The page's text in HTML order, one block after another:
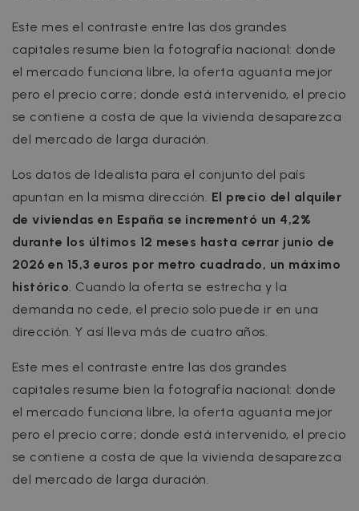
Este mes el contraste entre las dos grandes
capitales resume bien la fotografía nacional: donde
el mercado funciona libre, la oferta aguanta mejor
pero el precio corre; donde está intervenido, el precio
se contiene a costa de que la vivienda desaparezca
del mercado de larga duración.
Los datos de Idealista para el conjunto del país
apuntan en la misma dirección. El precio del alquiler
de viviendas en España se incrementó un 4,2%
durante los últimos 12 meses hasta cerrar junio de
2026 en 15,3 euros por metro cuadrado, un máximo
histórico. Cuando la oferta se estrecha y la
demanda no cede, el precio solo puede ir en una
dirección. Y así lleva más de cuatro años.
Este mes el contraste entre las dos grandes
capitales resume bien la fotografía nacional: donde
el mercado funciona libre, la oferta aguanta mejor
pero el precio corre; donde está intervenido, el precio
se contiene a costa de que la vivienda desaparezca
del mercado de larga duración.